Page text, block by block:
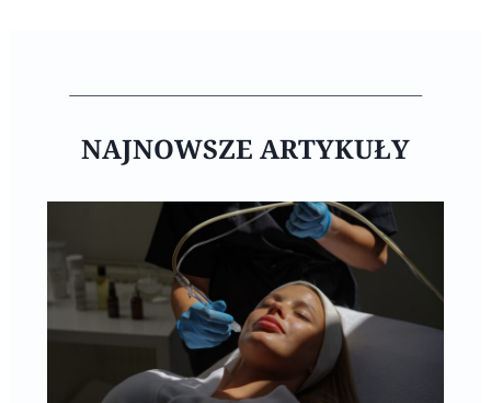
NAJNOWSZE ARTYKUŁY